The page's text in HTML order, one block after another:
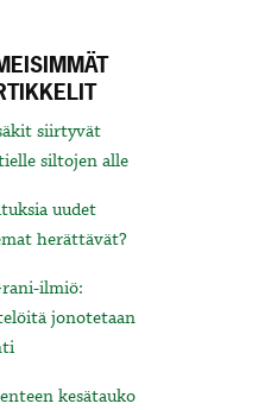
siirtyvät
siltojen alle
uudet
herättävät?
ilmiö:
jonotetaan
kesätauko